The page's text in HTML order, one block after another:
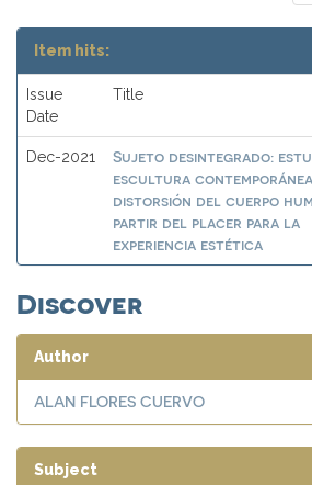
Item hits:
Issue
Date
Title
Dec-2021
Sujeto desintegrado:
escultura
distorsión del cuerpo
partir del placer para la
experiencia estética
Discover
Author
ALAN FLORES CUERVO
Subject